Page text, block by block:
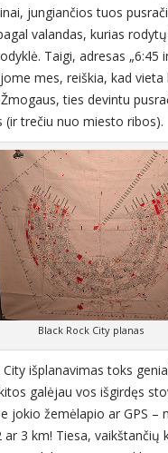
jungiančios tuos
valandas, kurias
Taigi, adresas „6:45
mes, reiškia, kad vieta
ties devintu
(ir trečiu nuo miesto ribos).
Black Rock City planas
City išplanavimas toks
galėjau vos išgirdęs
jokio žemėlapio ar GPS –
ar 3 km! Tiesa, vaikštančių